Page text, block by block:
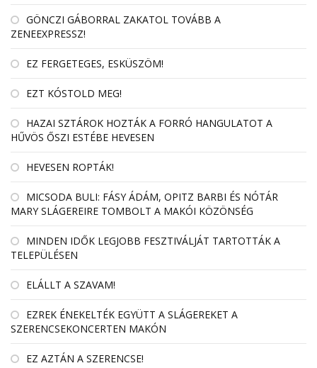
GÖNCZI GÁBORRAL ZAKATOL TOVÁBB A
ZENEEXPRESSZ!
EZ FERGETEGES, ESKÜSZÖM!
EZT KÓSTOLD MEG!
HAZAI SZTÁROK HOZTÁK A FORRÓ HANGULATOT A
HŰVÖS ŐSZI ESTÉBE HEVESEN
HEVESEN ROPTÁK!
MICSODA BULI: FÁSY ÁDÁM, OPITZ BARBI ÉS NÓTÁR
MARY SLÁGEREIRE TOMBOLT A MAKÓI KÖZÖNSÉG
MINDEN IDŐK LEGJOBB FESZTIVÁLJÁT TARTOTTÁK A
TELEPÜLÉSEN
ELÁLLT A SZAVAM!
EZREK ÉNEKELTÉK EGYÜTT A SLÁGEREKET A
SZERENCSEKONCERTEN MAKÓN
EZ AZTÁN A SZERENCSE!